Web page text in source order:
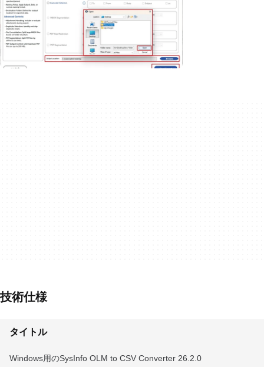
技術仕様
タイトル
Windows用のSysInfo OLM to CSV Converter 26.2.0